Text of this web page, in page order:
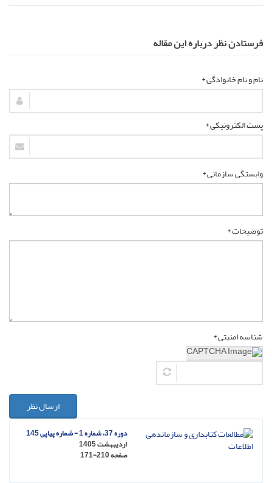
فرستادن نظر درباره این مقاله
نام و نام خانوادگی *
پست الکترونیکی *
وابستگی سازمانی *
توضیحات *
شناسه امنیتی *
ارسال نظر
دوره 37، شماره 1 - شماره پیاپی 145
اردیبهشت 1405
صفحه171-210